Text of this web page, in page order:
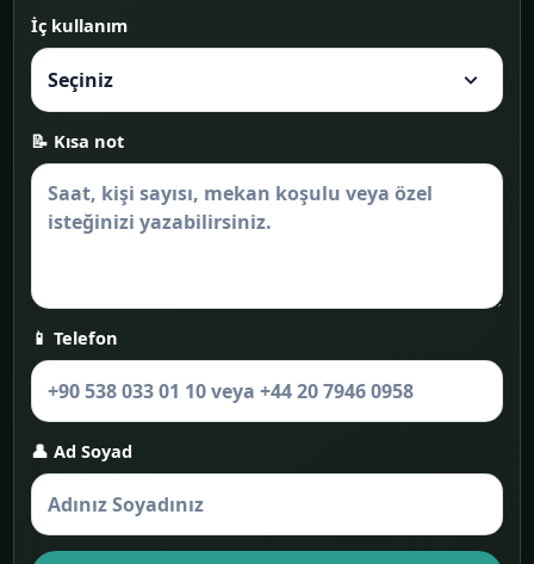
İç kullanım
📝 Kısa not
📱 Telefon
👤 Ad Soyad